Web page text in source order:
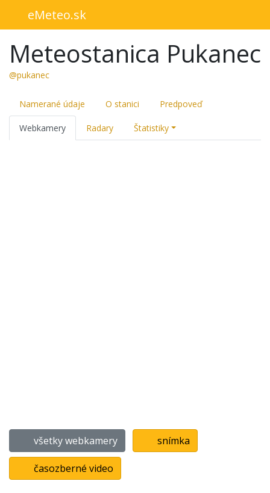
eMeteo.sk
Meteostanica Pukanec
@pukanec
Namerané údaje O stanici Predpoveď
Webkamery Radary Štatistiky
všetky webkamery snímka
časozberné video